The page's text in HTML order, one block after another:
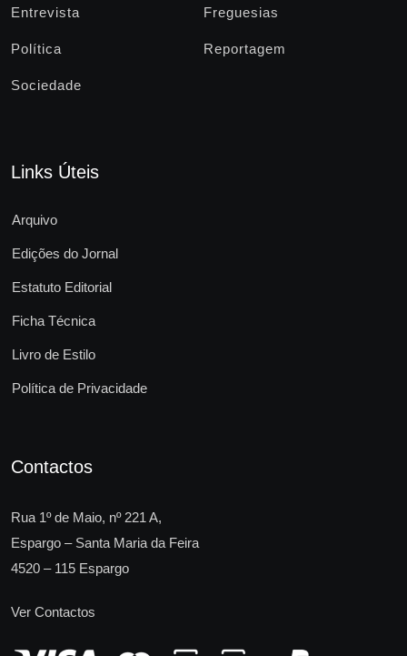
Entrevista Freguesias
Política Reportagem
Sociedade
Links Úteis
Arquivo
Edições do Jornal
Estatuto Editorial
Ficha Técnica
Livro de Estilo
Política de Privacidade
Contactos
Rua 1º de Maio, nº 221 A,
Espargo – Santa Maria da Feira
4520 – 115 Espargo
Ver Contactos